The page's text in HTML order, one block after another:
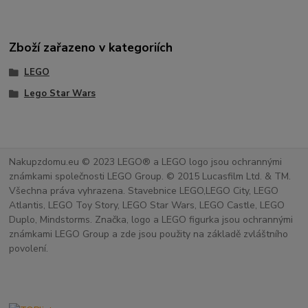
Zboží zařazeno v kategoriích
LEGO
Lego Star Wars
Nakupzdomu.eu © 2023 LEGO® a LEGO logo jsou ochrannými
známkami společnosti LEGO Group. © 2015 Lucasfilm Ltd. & TM.
Všechna práva vyhrazena. Stavebnice LEGO,LEGO City, LEGO
Atlantis, LEGO Toy Story, LEGO Star Wars, LEGO Castle, LEGO
Duplo, Mindstorms. Značka, logo a LEGO figurka jsou ochrannými
známkami LEGO Group a zde jsou použity na základě zvláštního
povolení.